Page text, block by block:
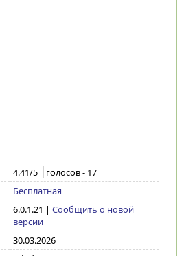
4.41/5 голосов - 17
Бесплатная
6.0.1.21 | Сообщить о новой
версии
30.03.2026